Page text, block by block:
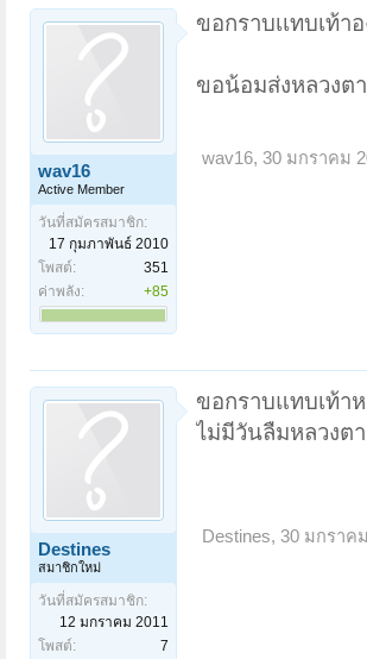
wav16
Active Member
วันที่สมัครสมาชิก:
17 กุมภาพันธ์ 2010
โพสต์:
351
ค่าพลัง:
+85
ขอกราบเเทบเท้า
ขอน้อมส่งหลวงต
wav16, 30 มกราคม
Destines
สมาชิกใหม่
วันที่สมัครสมาชิก:
12 มกราคม 2011
โพสต์:
7
ขอกราบแทบเท้า
ไม่มีวันลืมหลวงต
Destines, 30 มกราค